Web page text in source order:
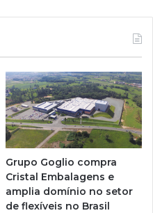
Grupo Goglio compra
Cristal Embalagens e
amplia domínio no setor
de flexíveis no Brasil